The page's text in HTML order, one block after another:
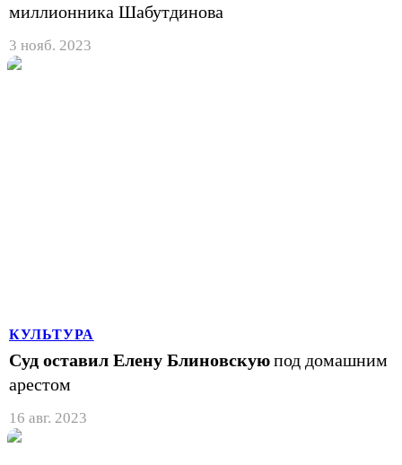
миллионника Шабутдинова
3 нояб. 2023
КУЛЬТУРА
Суд оставил Елену Блиновскуюпод домашним
арестом
16 авг. 2023